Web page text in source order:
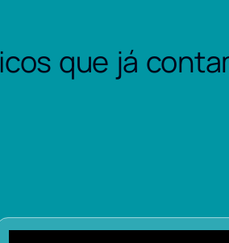
que já